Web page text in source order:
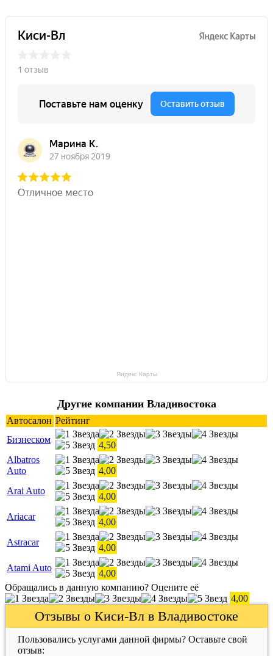
Яндекс Карты
Другие компании Владивостока
Автосалон Рейтинг
Бизнеском
4,50
Albatros
Auto
4,00
Arai Auto
4,00
Ariacar
4,00
Astracar
4,00
Atami Auto
4,00
Обращались в данную компанию? Оцените её
4,00
Отзывы о Киси-Вл в Владивостоке
Пользовались услугами данной фирмы? Оставьте свой
отзыв: